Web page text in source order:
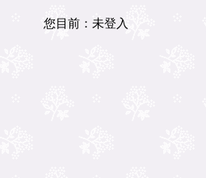
您目前： 未登入